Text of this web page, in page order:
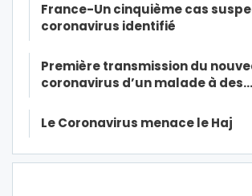
France-Un cinquième cas
coronavirus identifié
Première transmission du
coronavirus d’un malade à des…
Le Coronavirus menace le Haj